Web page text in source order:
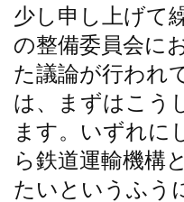
少し申し上げて
の整備委員会に
た議論が行われ
は、まずはこう
ます。いずれに
ら鉄道運輸機構
たいというふう